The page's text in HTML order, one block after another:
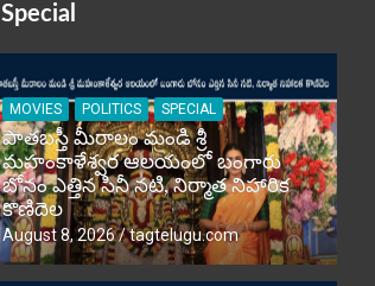
Special
MOVIES POLITICS SPECIAL
పాతబస్తీ మీరాలం మండి శ్రీ
మహంకాళేశ్వర ఆలయంలో బంగారు
బోనం ఎత్తిన సినీ నటి, నిర్మాత నిహారిక
కొణిదెల
August 8, 2026 tagtelugu.com